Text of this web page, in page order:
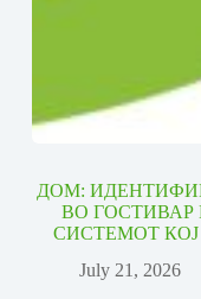
ДОМ:
ВО ГОСТИВАР
СИСТЕМОТ
July 21, 2026